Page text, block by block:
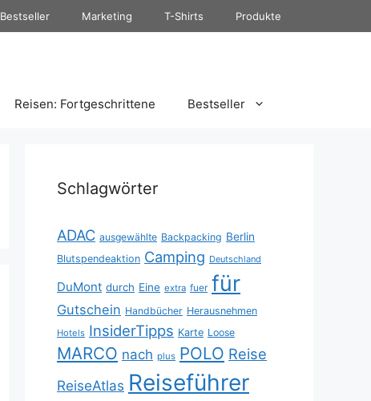
Bestseller Marketing T-Shirts Produkte
Reisen: Fortgeschrittene Bestseller
Schlagwörter
ADAC ausgewählte Backpacking Berlin
Blutspendeaktion Camping Deutschland
DuMont durch Eine extra fuer für
Gutschein Handbücher Herausnehmen
Hotels InsiderTipps Karte Loose
MARCO nach plus POLO Reise
ReiseAtlas Reiseführer